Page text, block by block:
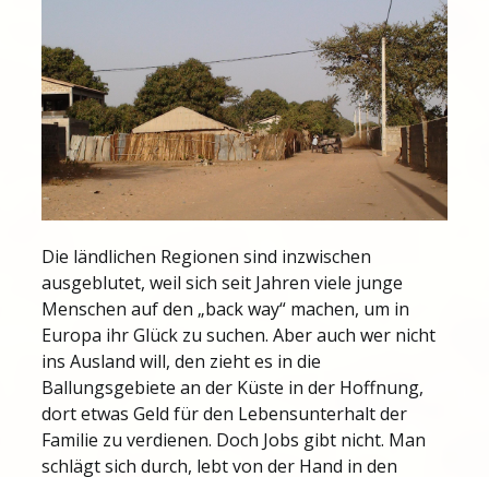
Die ländlichen Regionen sind inzwischen
ausgeblutet, weil sich seit Jahren viele junge
Menschen auf den „back way“ machen, um in
Europa ihr Glück zu suchen. Aber auch wer nicht
ins Ausland will, den zieht es in die
Ballungsgebiete an der Küste in der Hoffnung,
dort etwas Geld für den Lebensunterhalt der
Familie zu verdienen. Doch Jobs gibt nicht. Man
schlägt sich durch, lebt von der Hand in den